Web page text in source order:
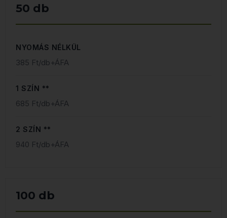
50 db
NYOMÁS NÉLKÜL
385 Ft/db+ÁFA
1 SZÍN **
685 Ft/db+ÁFA
2 SZÍN **
940 Ft/db+ÁFA
100 db